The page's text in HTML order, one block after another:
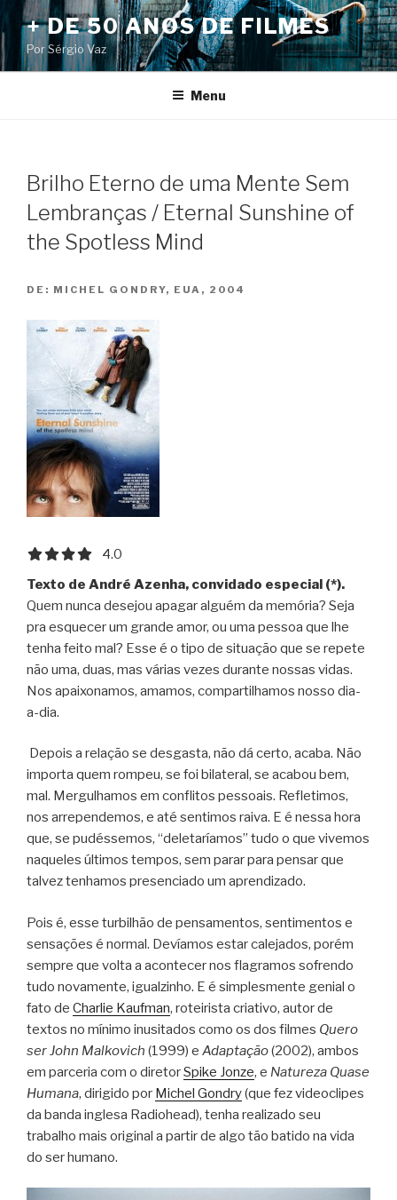
Pular
para
o
conteúdo
+ DE 50 ANOS DE FILMES
Por Sérgio Vaz
Menu
Brilho Eterno de uma Mente Sem
Lembranças / Eternal Sunshine of
the Spotless Mind
DE: MICHEL GONDRY, EUA, 2004
4.0 out of 5.0 stars
4.0
Texto de André Azenha, convidado especial (*).
Quem nunca desejou apagar alguém da memória? Seja
pra esquecer um grande amor, ou uma pessoa que lhe
tenha feito mal? Esse é o tipo de situação que se repete
não uma, duas, mas várias vezes durante nossas vidas.
Nos apaixonamos, amamos, compartilhamos nosso dia-
a-dia.
Depois a relação se desgasta, não dá certo, acaba. Não
importa quem rompeu, se foi bilateral, se acabou bem,
mal. Mergulhamos em conflitos pessoais. Refletimos,
nos arrependemos, e até sentimos raiva. E é nessa hora
que, se pudéssemos, “deletaríamos” tudo o que vivemos
naqueles últimos tempos, sem parar para pensar que
talvez tenhamos presenciado um aprendizado.
Pois é, esse turbilhão de pensamentos, sentimentos e
sensações é normal. Devíamos estar calejados, porém
sempre que volta a acontecer nos flagramos sofrendo
tudo novamente, igualzinho. E é simplesmente genial o
fato de Charlie Kaufman, roteirista criativo, autor de
textos no mínimo inusitados como os dos filmes Quero
ser John Malkovich (1999) e Adaptação(2002), ambos
em parceria com o diretorSpike Jonze, e Natureza Quase
Humana, dirigido por Michel Gondry(que fez videoclipes
da banda inglesa Radiohead), tenha realizado seu
trabalho mais original a partir de algo tão batido na vida
do ser humano.